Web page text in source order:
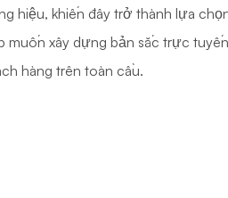
hiệu, khiến đây trở thành lựa
muốn xây dựng bản sắc trực tuyến
hàng trên toàn cầu.